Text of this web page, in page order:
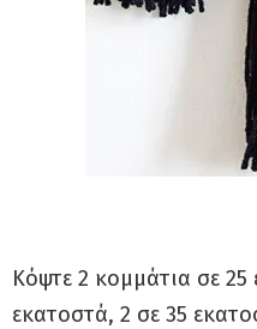
Κόψτε 2 κομμάτια σε 25
εκατοστά, 2 σε 35